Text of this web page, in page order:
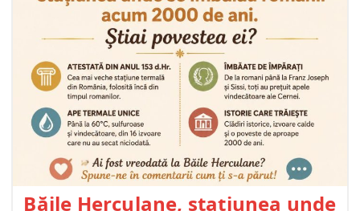
Băile Herculane, stațiunea unde